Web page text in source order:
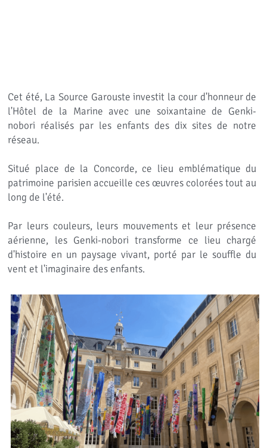
Cet été, La Source Garouste investit la cour d'honneur de
l'Hôtel de la Marine avec une soixantaine de Genki-
nobori réalisés par les enfants des dix sites de notre
réseau.
Situé place de la Concorde, ce lieu emblématique du
patrimoine parisien accueille ces œuvres colorées tout au
long de l'été.
Par leurs couleurs, leurs mouvements et leur présence
aérienne, les Genki-nobori transforme ce lieu chargé
d'histoire en un paysage vivant, porté par le souffle du
vent et l'imaginaire des enfants.